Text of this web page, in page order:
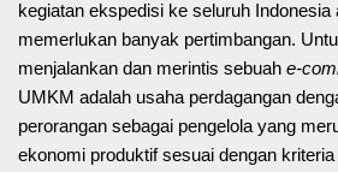
kegiatan ekspedisi ke seluruh Indonesia
memerlukan banyak pertimbangan.
menjalankan dan merintis sebuah e-
UMKM adalah usaha perdagangan
perorangan sebagai pengelola yang
ekonomi produktif sesuai dengan